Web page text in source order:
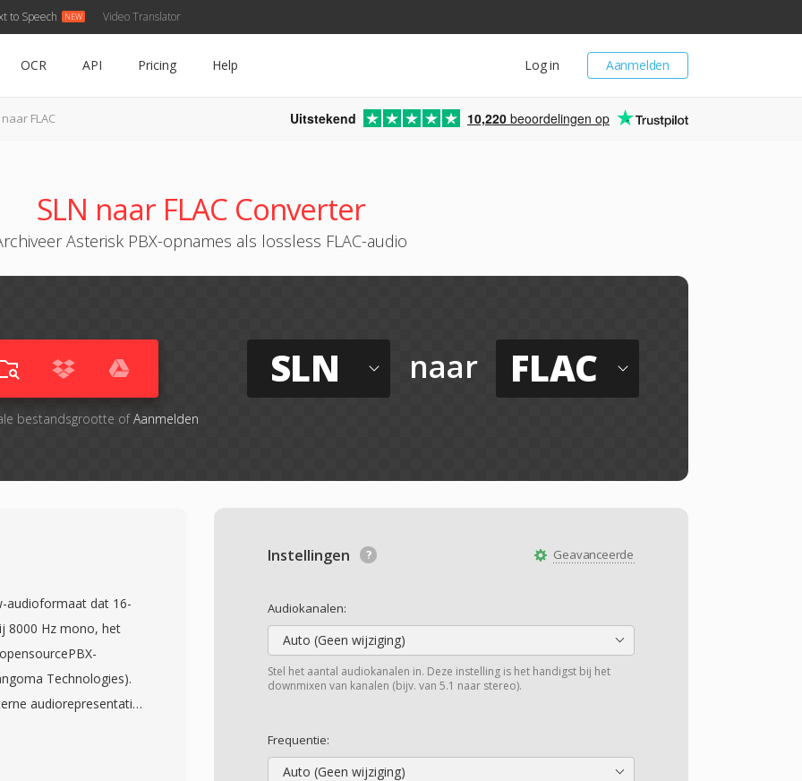
to Speech Video Translator
Aanmelden
Log in
OCR API Pricing Help
naar FLAC Uitstekend 10,220 beoordelingen op
SLN naar FLAC Converter
Asterisk PBX-opnames als lossless FLAC-audio
bestandsgrootte ofAanmelden
SLN naar FLAC
Geavanceerde
Instellingen
Audiokanalen:
Auto (Geen wijziging)
Stel het aantal audiokanalen in. Deze instelling is het handigst bij het
downmixen van kanalen (bijv. van 5.1 naar stereo).
Frequentie:
Auto (Geen wijziging)
audioformaat dat 16-
8000 Hz mono, het
Technologies).
audiorepresentatie:
signed linear als